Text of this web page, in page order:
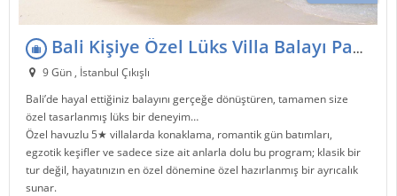
Bali Kişiye Özel Lüks Villa Balayı Paketi
9 Gün , İstanbul Çıkışlı
Bali’de hayal ettiğiniz balayını gerçeğe dönüştüren, tamamen size
özel tasarlanmış lüks bir deneyim…
Özel havuzlu 5★ villalarda konaklama, romantik gün batımları,
egzotik keşifler ve sadece size ait anlarla dolu bu program; klasik bir
tur değil, hayatınızın en özel dönemine özel hazırlanmış bir ayrıcalık
sunar.